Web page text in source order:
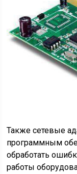
Также сетевые
программным
обработать
работы